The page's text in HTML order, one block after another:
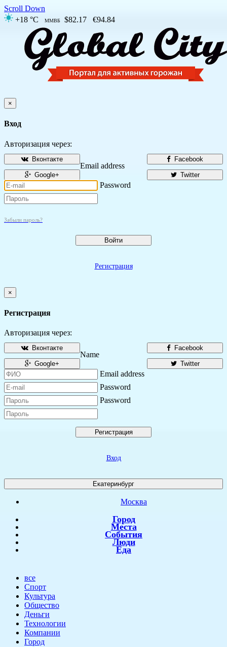
Scroll Down
+18 °C
ММВБ $82.17 €94.84
×
Вход
Авторизация через:
Facebook
Вконтакте
Twitter
Google+
Email address
Password
Забыли пароль?
Войти
Регистрация
×
Регистрация
Авторизация через:
Facebook
Вконтакте
Twitter
Google+
Name
Email address
Password
Password
Регистрация
Вход
Екатеринбург
Москва
Город
Места
События
Люди
Еда
все
Спорт
Культура
Общество
Деньги
Технологии
Компании
Город